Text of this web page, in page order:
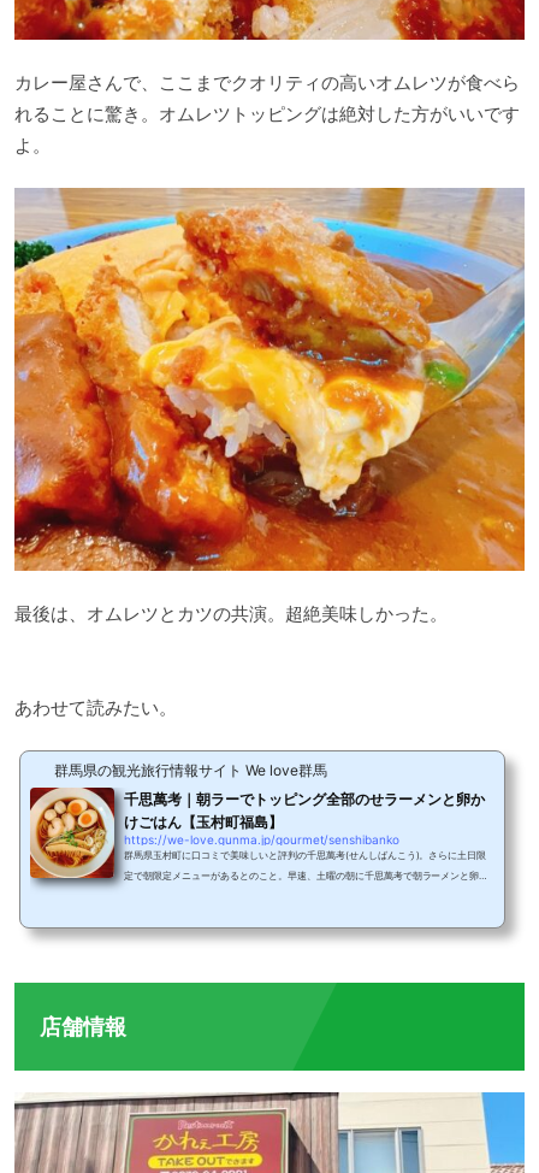
カレー屋さんで、ここまでクオリティの高いオムレツが食べら
れることに驚き。オムレツトッピングは絶対した方がいいです
よ。
最後は、オムレツとカツの共演。超絶美味しかった。
あわせて読みたい。
群馬県の観光旅行情報サイト We love群馬
千思萬考｜朝ラーでトッピング全部のせラーメンと卵か
けごはん【玉村町福島】
https://we-love.gunma.jp/gourmet/senshibanko
群馬県玉村町に口コミで美味しいと評判の千思萬考(せんしばんこう)。さらに土日限
定で朝限定メニューがあるとのこと。早速、土曜の朝に千思萬考で朝ラーメンと卵か
センター入口交差点を北へ進み、すぐ右手に千思萬考はあります。こちらがお店の入
店舗情報